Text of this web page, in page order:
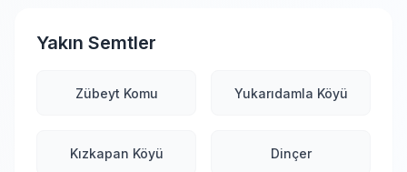
Yakın Semtler
Zübeyt Komu Yukarıdamla Köyü
Kızkapan Köyü Dinçer